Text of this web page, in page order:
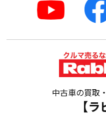
中古車の買取
【